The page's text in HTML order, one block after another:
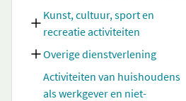
Kunst, cultuur, sport en
recreatie activiteiten
Overige dienstverlening
Activiteiten van huishoudens
als werkgever en niet-